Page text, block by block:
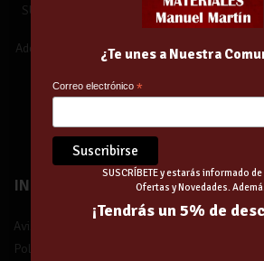
SUSCRÍBETE y estarás informado de
Nuestras Ofertas y Novedades.
Además,
¡tendrás un 5% de descuento!
¡Suscríbete!
INFORMACIÓN
Aviso legal
Política de privacidad
¿Te unes a Nuestra
Correo electrónico*
SUSCRÍBETE y estarás informado
Ofertas y Novedades.
¡Tendrás un 5% de